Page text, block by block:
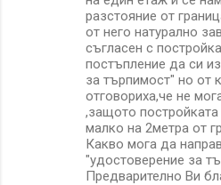
разстояние от
от него натурално
съгласен с
постъпление да си
за търпимост" но от
отговориха,че не
,защото
малко на 2метра от
Какво мога да
"удостоверение за
Предварително Ви